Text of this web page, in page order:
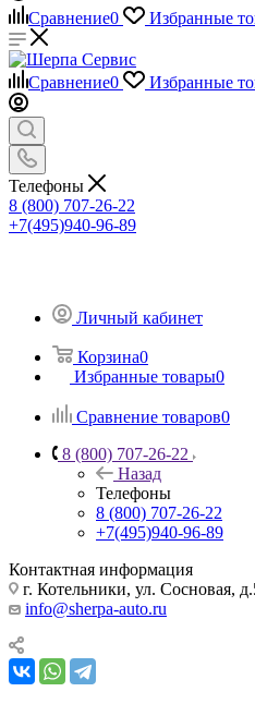
Сравнение0 Избранные
Сравнение0 Избранные
Телефоны
8 (800) 707-26-22
+7(495)940-96-89
Личный кабинет
Корзина0
Избранные товары0
Сравнение товаров0
8 (800) 707-26-22
Назад
Телефоны
8 (800) 707-26-22
+7(495)940-96-89
Контактная информация
г. Котельники, ул. Сосновая,
info@sherpa-auto.ru